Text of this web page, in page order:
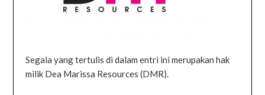
Segala yang tertulis di dalam entri ini merupakan hak
milik Dea Marissa Resources (DMR).